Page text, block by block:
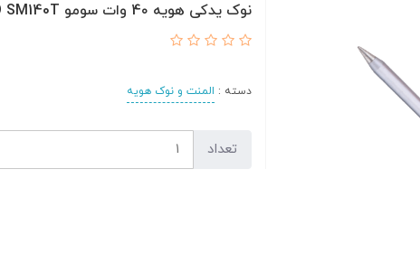
نوک یدکی هویه 4۰ وات سومو SOMO SM140T
دسته : المنت و نوک هویه
تعداد